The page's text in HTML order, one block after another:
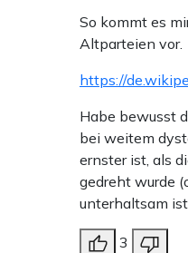
So kommt es
Altparteien vor.
https://
Habe bewusst
bei weitem
ernster ist, als
gedreht wurde
unterhaltsam
3